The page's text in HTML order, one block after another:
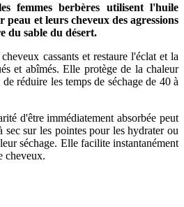
femmes berbères utilisent l'huile
et leurs cheveux des agressions
du sable du désert.
cassants et restaure l'éclat et la
et abîmés. Elle protège de la chaleur
réduire les temps de séchage de 40 à
d'être immédiatement absorbée peut
sec sur les pointes pour les hydrater ou
séchage. Elle facilite instantanément
cheveux.